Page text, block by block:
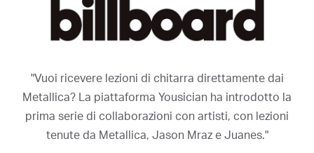
"Vuoi ricevere lezioni di chitarra direttamente dai
Metallica? La piattaforma Yousician ha introdotto la
prima serie di collaborazioni con artisti, con lezioni
tenute da Metallica, Jason Mraz e Juanes."